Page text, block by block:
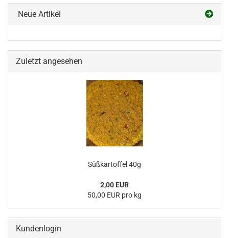
Neue Artikel
Zuletzt angesehen
Süßkartoffel 40g
2,00 EUR
50,00 EUR pro kg
Kundenlogin